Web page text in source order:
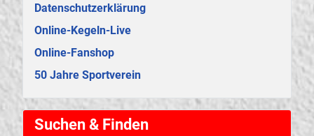
Datenschutzerklärung
Online-Kegeln-Live
Online-Fanshop
50 Jahre Sportverein
Suchen & Finden